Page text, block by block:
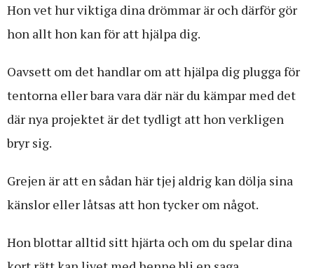
Hon vet hur viktiga dina drömmar är och därför gör
hon allt hon kan för att hjälpa dig.
Oavsett om det handlar om att hjälpa dig plugga för
tentorna eller bara vara där när du kämpar med det
där nya projektet är det tydligt att hon verkligen
bryr sig.
Grejen är att en sådan här tjej aldrig kan dölja sina
känslor eller låtsas att hon tycker om något.
Hon blottar alltid sitt hjärta och om du spelar dina